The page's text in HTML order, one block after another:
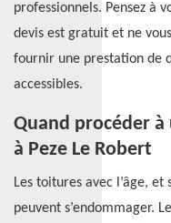
professionnels. Pensez à
devis est gratuit et ne
fournir une prestation de
accessibles.
Quand procéder
à Peze Le Robert
Les toitures avec l’âge,
peuvent s’endommager.